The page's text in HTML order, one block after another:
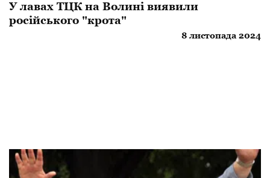
У лавах ТЦК на Волині виявили
російського "крота"
8 листопада 2024